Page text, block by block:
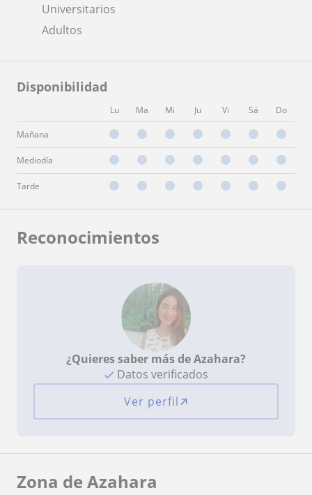
Universitarios
Adultos
Disponibilidad
Lu Ma Mi Ju Vi Sá Do
Mañana
Mediodía
Tarde
Reconocimientos
¿Quieres saber más de Azahara?
Datos verificados
Ver perfil
Zona de Azahara